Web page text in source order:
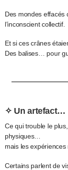
Des mondes effacés
l’inconscient collectif.
Et si ces crânes
Des balises… pour
✧ Un artefact…
Ce qui trouble le
physiques…
mais les
Certains parlent de